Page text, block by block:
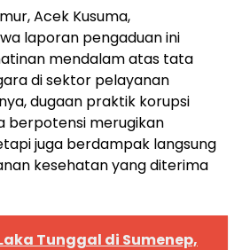
Acek Kusuma,
laporan pengaduan ini
mendalam atas tata
di sektor pelayanan
dugaan praktik korupsi
berpotensi merugikan
juga berdampak langsung
kesehatan yang diterima
Tunggal di Sumenep,